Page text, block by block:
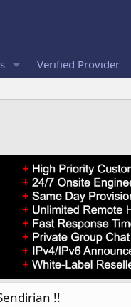
Verified Provider
!!